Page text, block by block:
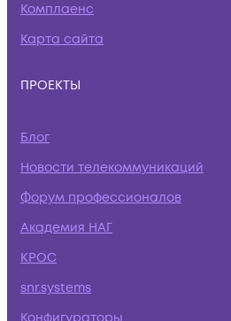
Комплаенс
Карта сайта
ПРОЕКТЫ
Блог
Новости телекоммуникаций
Форум профессионалов
Академия НАГ
КРОС
snr.systems